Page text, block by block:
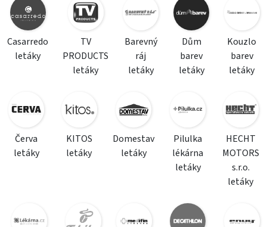
Casarredo
letáky
TV
PRODUCTS
letáky
Barevný
ráj
letáky
Dům
barev
letáky
Kouzlo
barev
letáky
Červa
letáky
KITOS
letáky
Domestav
letáky
Pilulka
lékárna
letáky
HECHT
MOTORS
s.r.o.
letáky